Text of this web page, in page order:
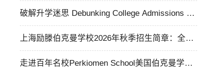
入学评估等信息介绍
破解升学迷思 Debunking College Admissions M
yths|美高+AP的四大常见误区（上海励滕伯克曼
学校）
上海励滕伯克曼学校2026年秋季招生简章：全人
教育助力孩子从平凡走向卓越，升学成果斐然！
走进百年名校Perkiomen School美国伯克曼学